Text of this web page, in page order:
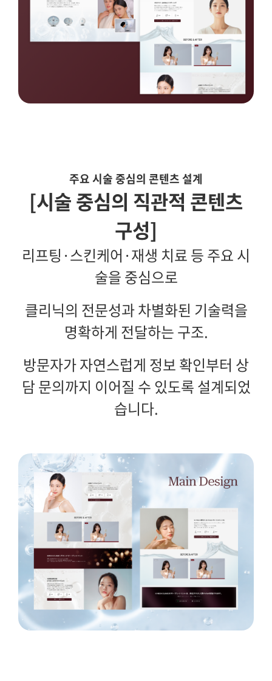
주요 시술 중심의 콘텐츠 설계
[시술 중심의 직관적 콘텐츠
구성]
리프팅·스킨케어·재생 치료 등 주요 시
술을 중심으로
클리닉의 전문성과 차별화된 기술력을
명확하게 전달하는 구조.
방문자가 자연스럽게 정보 확인부터 상
담 문의까지 이어질 수 있도록 설계되었
습니다.